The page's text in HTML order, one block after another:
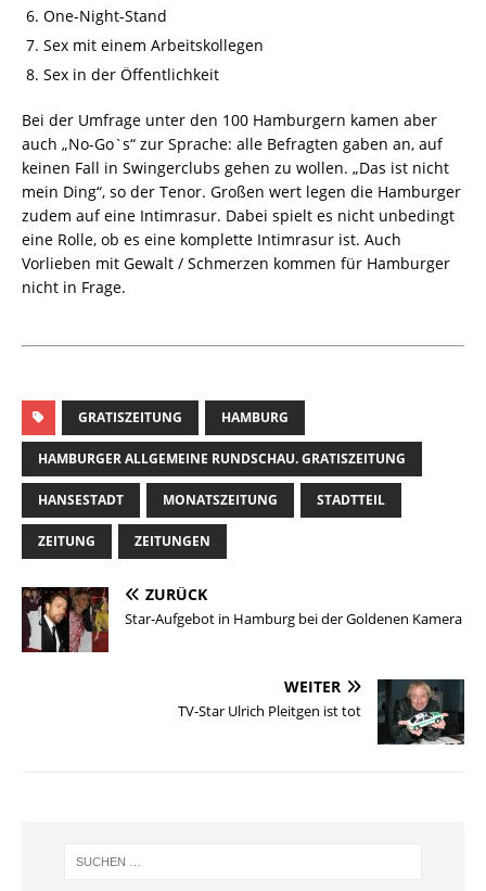
One-Night-Stand
Sex mit einem Arbeitskollegen
Sex in der Öffentlichkeit
Bei der Umfrage unter den 100 Hamburgern kamen aber
auch „No-Go`s“ zur Sprache: alle Befragten gaben an, auf
keinen Fall in Swingerclubs gehen zu wollen. „Das ist nicht
mein Ding“, so der Tenor. Großen wert legen die Hamburger
zudem auf eine Intimrasur. Dabei spielt es nicht unbedingt
eine Rolle, ob es eine komplette Intimrasur ist. Auch
Vorlieben mit Gewalt / Schmerzen kommen für Hamburger
nicht in Frage.
GRATISZEITUNG HAMBURG
HAMBURGER ALLGEMEINE RUNDSCHAU. GRATISZEITUNG
HANSESTADT MONATSZEITUNG STADTTEIL
ZEITUNG ZEITUNGEN
ZURÜCK
Star-Aufgebot in Hamburg bei der Goldenen Kamera
WEITER
TV-Star Ulrich Pleitgen ist tot